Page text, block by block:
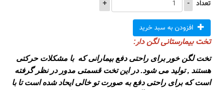
تعداد
-
+
افزودن به سبد خرید
تخت بیمارستانی لگن دار:
تخت لگن خور برای راحتی دفع بیمارانی که با مشکلات حرکتی
هستند , تولید می شود. در این تخت قسمتی مدور در نظر گرفته
است که برای راحتی دفع به صورت تو خالی ایحاد شده است تا با